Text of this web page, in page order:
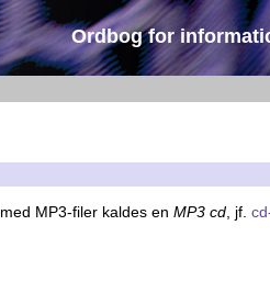
Ordbog for
med MP3-filer kaldes en MP3 cd , jf.